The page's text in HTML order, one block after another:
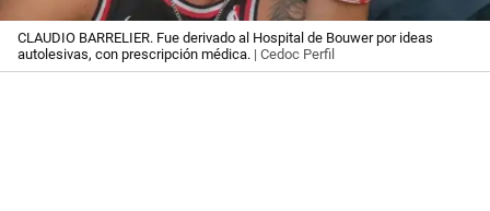
CLAUDIO BARRELIER. Fue derivado al Hospital de Bouwer por ideas
autolesivas, con prescripción médica. | Cedoc Perfil